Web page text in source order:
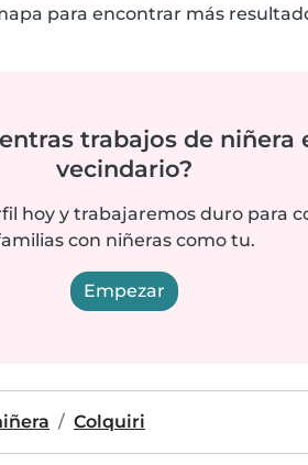
para encontrar más
trabajos de niñera
vecindario?
hoy y trabajaremos duro para
con niñeras como tu.
Empezar
Colquiri